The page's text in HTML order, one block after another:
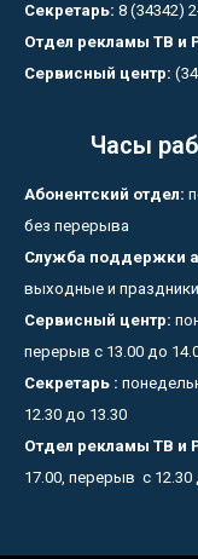
Секретарь: 8 (34342)
Отдел рекламы ТВ и
Сервисный центр:
Часы
Абонентский отдел:
без перерыва
Служба поддержки
выходные и
Сервисный центр:
перерыв с 13.00 до
Секретарь :
12.30 до 13.30
Отдел рекламы ТВ и
17.00, перерыв с 12.30